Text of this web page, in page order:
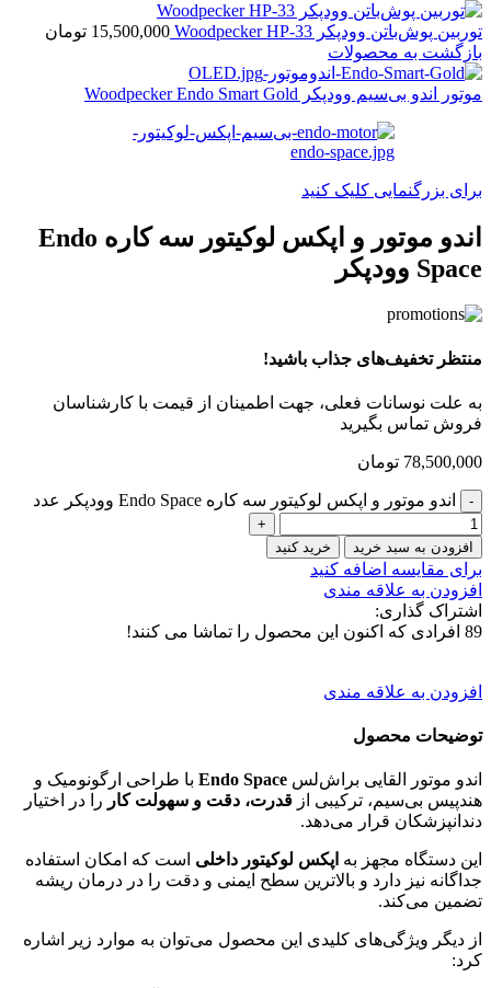
توربین پوش‌باتن وودپکر Woodpecker HP-33 15,500,000 تومان
بازگشت به محصولات
موتور اندو بی‌سیم وودپکر Woodpecker Endo Smart Gold
برای بزرگنمایی کلیک کنید
اندو موتور و اپکس لوکیتور سه کاره Endo
Space وودپکر
منتظر تخفیف‌های جذاب باشید!
به علت نوسانات فعلی، جهت اطمینان از قیمت با کارشناسان
فروش تماس بگیرید
78,500,000 تومان
اندو موتور و اپکس لوکیتور سه کاره Endo Space وودپکر عدد
افزودن به سبد خرید خرید کنید
برای مقایسه اضافه کنید
افزودن به علاقه مندی
اشتراک گذاری:
89 افرادی که اکنون این محصول را تماشا می کنند!
افزودن به علاقه مندی
توضیحات محصول
اندو موتور القایی براش‌لس Endo Space با طراحی ارگونومیک و
هندپیس بی‌سیم، ترکیبی از قدرت، دقت و سهولت کار را در اختیار
دندانپزشکان قرار می‌دهد.
این دستگاه مجهز به اپکس لوکیتور داخلی است که امکان استفاده
جداگانه نیز دارد و بالاترین سطح ایمنی و دقت را در درمان ریشه
تضمین می‌کند.
از دیگر ویژگی‌های کلیدی این محصول می‌توان به موارد زیر اشاره
کرد: